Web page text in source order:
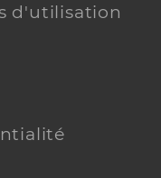
d'utilisation